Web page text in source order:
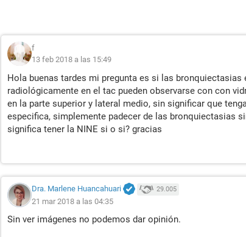
f
13 feb 2018 a las 15:49
Hola buenas tardes mi pregunta es si las bronquiectasias
radiológicamente en el tac pueden observarse con con
en la parte superior y lateral medio, sin significar que
especifica, simplemente padecer de las bronquiectasias
significa tener la NINE si o si? gracias
Dra. Marlene Huancahuari 29.005
21 mar 2018 a las 04:35
Sin ver imágenes no podemos dar opinión.